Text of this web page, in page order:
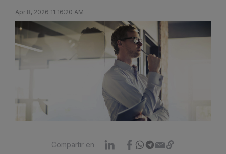
Apr 8, 2026 11:16:20 AM
Compartir en